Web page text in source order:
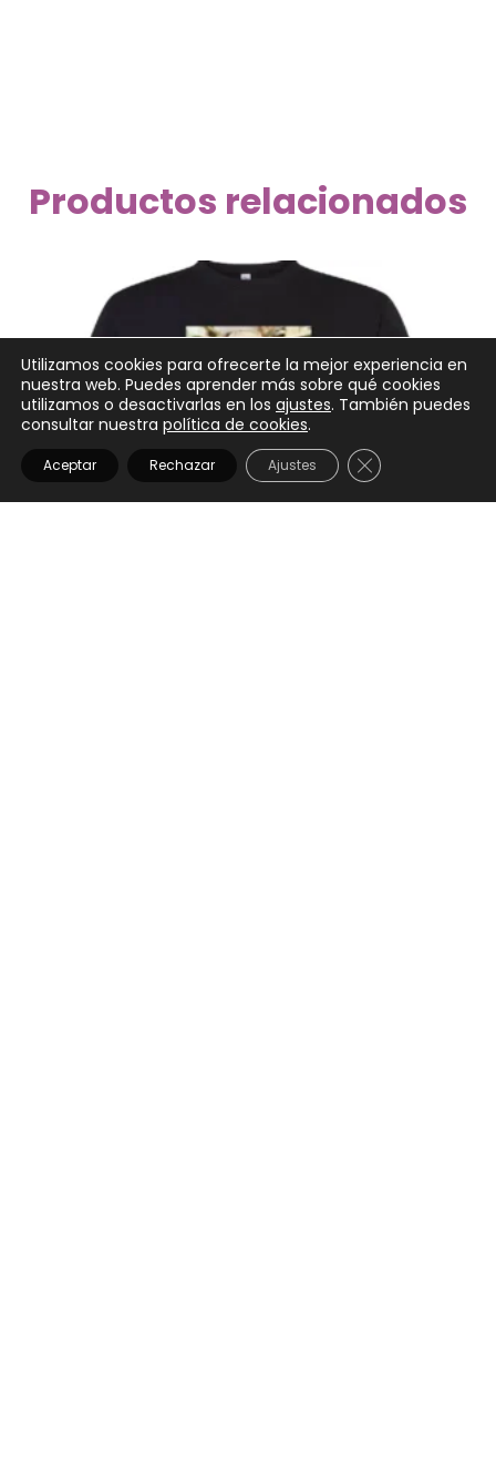
Productos relacionados
Utilizamos cookies para ofrecerte la mejor experiencia en
nuestra web. Puedes aprender más sobre qué cookies
utilizamos o desactivarlas en los ajustes. También puedes
consultar nuestra política de cookies.
Aceptar Rechazar Ajustes CERRAR EL